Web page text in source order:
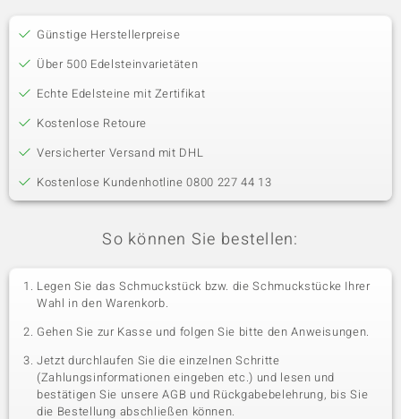
Günstige Herstellerpreise
Über 500 Edelsteinvarietäten
Echte Edelsteine mit Zertifikat
Kostenlose Retoure
Versicherter Versand mit DHL
Kostenlose Kundenhotline 0800 227 44 13
So können Sie bestellen:
Legen Sie das Schmuckstück bzw. die Schmuckstücke Ihrer
Wahl in den Warenkorb.
Gehen Sie zur Kasse und folgen Sie bitte den Anweisungen.
Jetzt durchlaufen Sie die einzelnen Schritte
(Zahlungsinformationen eingeben etc.) und lesen und
bestätigen Sie unsere AGB und Rückgabebelehrung, bis Sie
die Bestellung abschließen können.